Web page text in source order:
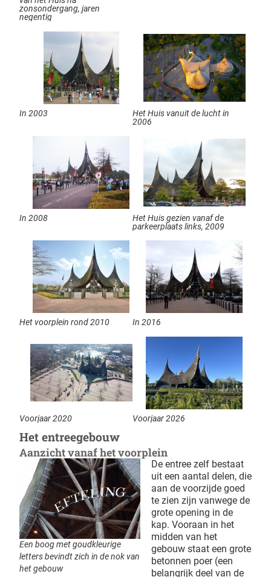
zonsondergang, jaren
negentig
In 2003
Het Huis vanuit de lucht in
2006
In 2008
Het Huis gezien vanaf de
parkeerplaats links, 2009
Het voorplein rond 2010 In 2016
Voorjaar 2020 Voorjaar 2026
Het entreegebouw
Aanzicht vanaf het voorplein
Een boog met goudkleurige
letters bevindt zich in de nok van
het gebouw
De entree zelf bestaat
uit een aantal delen, die
aan de voorzijde goed
te zien zijn vanwege de
grote opening in de
kap. Vooraan in het
midden van het
gebouw staat een grote
betonnen poer (een
belangrijk deel van de